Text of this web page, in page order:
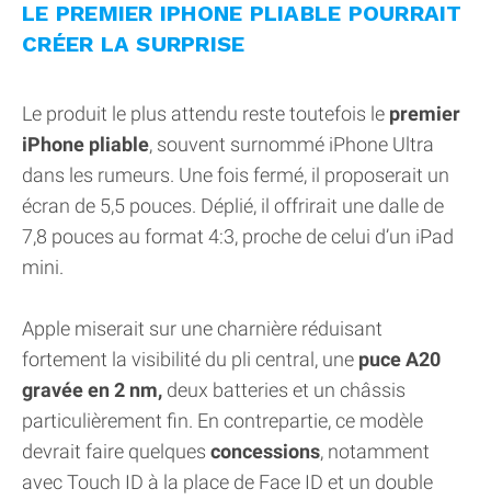
LE PREMIER IPHONE PLIABLE POURRAIT
CRÉER LA SURPRISE
Le produit le plus attendu reste toutefois le premier
iPhone pliable, souvent surnommé iPhone Ultra
dans les rumeurs. Une fois fermé, il proposerait un
écran de 5,5 pouces. Déplié, il offrirait une dalle de
7,8 pouces au format 4:3, proche de celui d’un iPad
mini.
Apple miserait sur une charnière réduisant
fortement la visibilité du pli central, une puce A20
gravée en 2 nm, deux batteries et un châssis
particulièrement fin. En contrepartie, ce modèle
devrait faire quelques concessions, notamment
avec Touch ID à la place de Face ID et un double